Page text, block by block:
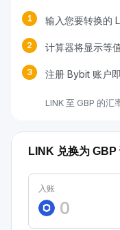
1 输入您要转换的
2 计算器将显示等
3 注册 Bybit 账户
LINK 至 GBP 的汇
LINK 兑换为 GBP
入账